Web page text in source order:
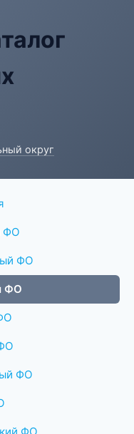
округ
ФО
ФО
ФО
ФО